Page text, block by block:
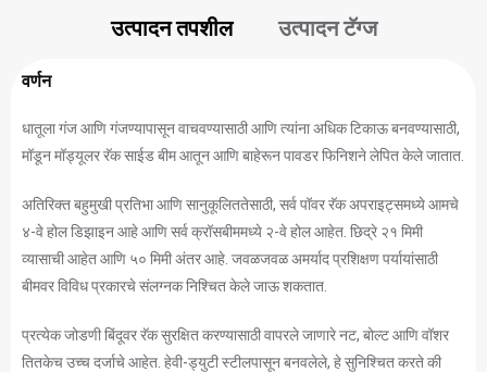
उत्पादन तपशील उत्पादन टॅग्ज
वर्णन
धातूला गंज आणि गंजण्यापासून वाचवण्यासाठी आणि त्यांना अधिक टिकाऊ बनवण्यासाठी,
मॉडून मॉड्यूलर रॅक साईड बीम आतून आणि बाहेरून पावडर फिनिशने लेपित केले जातात.
अतिरिक्त बहुमुखी प्रतिभा आणि सानुकूलिततेसाठी, सर्व पॉवर रॅक अपराइट्समध्ये आमचे
४-वे होल डिझाइन आहे आणि सर्व क्रॉसबीममध्ये २-वे होल आहेत. छिद्रे २१ मिमी
व्यासाची आहेत आणि ५० मिमी अंतर आहे. जवळजवळ अमर्याद प्रशिक्षण पर्यायांसाठी
बीमवर विविध प्रकारचे संलग्नक निश्चित केले जाऊ शकतात.
प्रत्येक जोडणी बिंदूवर रॅक सुरक्षित करण्यासाठी वापरले जाणारे नट, बोल्ट आणि वॉशर
तितकेच उच्च दर्जाचे आहेत. हेवी-ड्युटी स्टीलपासून बनवलेले, हे सुनिश्चित करते की